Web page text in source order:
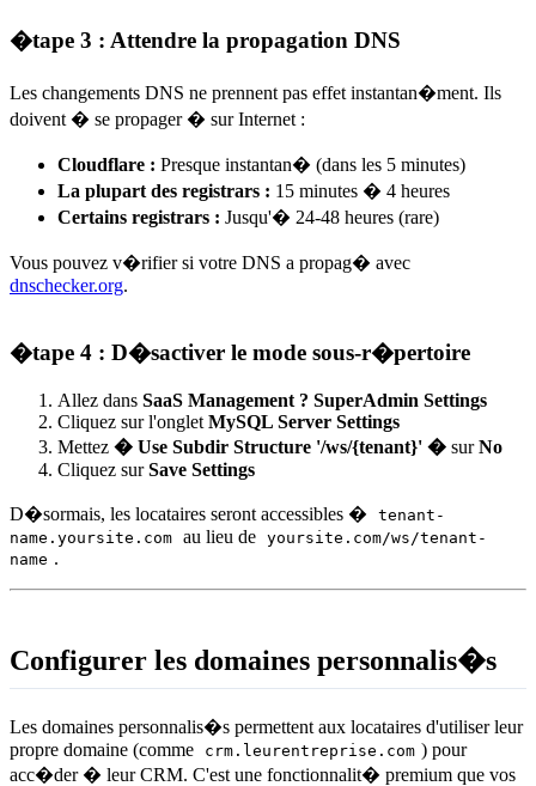
�tape 3 : Attendre la propagation DNS
Les changements DNS ne prennent pas effet instantan�ment. Ils
doivent � se propager � sur Internet :
Cloudflare : Presque instantan� (dans les 5 minutes)
La plupart des registrars : 15 minutes � 4 heures
Certains registrars : Jusqu'� 24-48 heures (rare)
Vous pouvez v�rifier si votre DNS a propag� avec
dnschecker.org.
�tape 4 : D�sactiver le mode sous-r�pertoire
Allez dans SaaS Management ? SuperAdmin Settings
Cliquez sur l'onglet MySQL Server Settings
Mettez � Use Subdir Structure '/ws/{tenant}' � surNo
Cliquez surSave Settings
D�sormais, les locataires seront accessibles �
tenant-
name.yoursite.com au lieu de
yoursite.com/ws/tenant-
name .
Configurer les domaines personnalis�s
Les domaines personnalis�s permettent aux locataires d'utiliser leur
propre domaine (comme
crm.leurentreprise.com ) pour
acc�der � leur CRM. C'est une fonctionnalit� premium que vos